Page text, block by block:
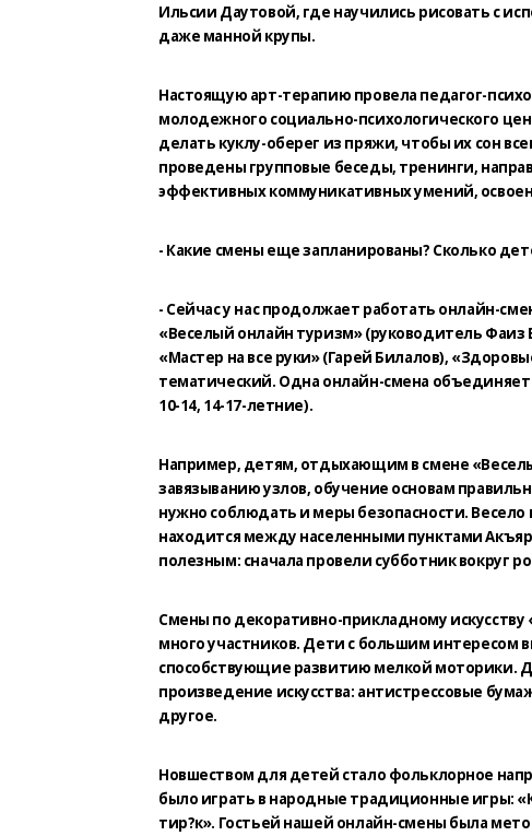
Ильсии Даутовой, где научились рисовать с
даже манной крупы.
Настоящую арт-терапию провела педагог-
молодежного социально-психологического
делать куклу-оберег из пряжи, чтобы их сон
проведены групповые беседы, тренинги,
эффективных коммуникативных умений,
- Какие смены еще запланированы? Сколько
- Сейчас у нас продолжает работать онлайн-
«Веселый онлайн туризм» (руководитель
«Мастер на все руки» (Гарей Билалов),
тематический. Одна онлайн-смена объединяет
10-14, 14-17-летние).
Например, детям, отдыхающим в смене
завязыванию узлов, обучение основам
нужно соблюдать и меры безопасности.
находится между населенными пунктами
полезным: сначала провели субботник вокруг
Смены по декоративно-прикладному
много участников. Дети с большим
способствующие развитию мелкой моторики.
произведение искусства: антистрессовые
другое.
Новшеством для детей стало фольклорное
было играть в народные традиционные игры:
тир?к». Гостьей нашей онлайн-смены была